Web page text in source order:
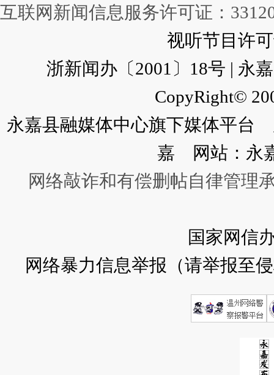
互联网新闻信息服务许可证：
视听节目许
浙新闻办〔2001〕18号 | 永
CopyRight©
永嘉县融媒体中心旗下媒体平
嘉 网站：永
网络敲诈和有偿删帖自律管理
国家网信
网络暴力信息举报（请举报至